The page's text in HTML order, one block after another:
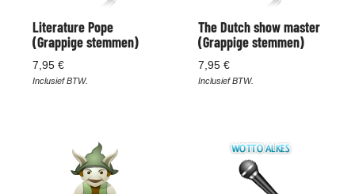
Literature Pope
(Grappige stemmen)
7,95 €
Inclusief BTW.
The Dutch show master
(Grappige stemmen)
7,95 €
Inclusief BTW.